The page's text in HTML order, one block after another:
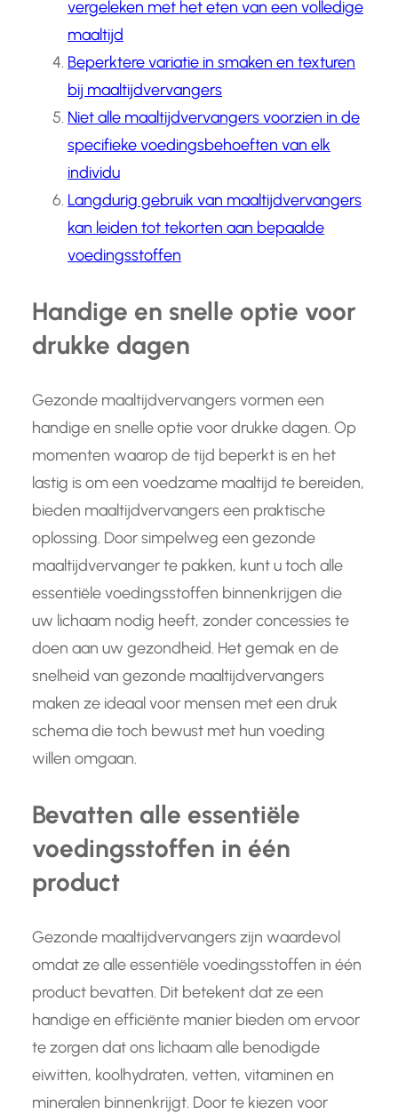
vergeleken met het eten van een volledige
maaltijd
Beperktere variatie in smaken en texturen
bij maaltijdvervangers
Niet alle maaltijdvervangers voorzien in de
specifieke voedingsbehoeften van elk
individu
Langdurig gebruik van maaltijdvervangers
kan leiden tot tekorten aan bepaalde
voedingsstoffen
Handige en snelle optie voor
drukke dagen
Gezonde maaltijdvervangers vormen een
handige en snelle optie voor drukke dagen. Op
momenten waarop de tijd beperkt is en het
lastig is om een voedzame maaltijd te bereiden,
bieden maaltijdvervangers een praktische
oplossing. Door simpelweg een gezonde
maaltijdvervanger te pakken, kunt u toch alle
essentiële voedingsstoffen binnenkrijgen die
uw lichaam nodig heeft, zonder concessies te
doen aan uw gezondheid. Het gemak en de
snelheid van gezonde maaltijdvervangers
maken ze ideaal voor mensen met een druk
schema die toch bewust met hun voeding
willen omgaan.
Bevatten alle essentiële
voedingsstoffen in één
product
Gezonde maaltijdvervangers zijn waardevol
omdat ze alle essentiële voedingsstoffen in één
product bevatten. Dit betekent dat ze een
handige en efficiënte manier bieden om ervoor
te zorgen dat ons lichaam alle benodigde
eiwitten, koolhydraten, vetten, vitaminen en
mineralen binnenkrijgt. Door te kiezen voor